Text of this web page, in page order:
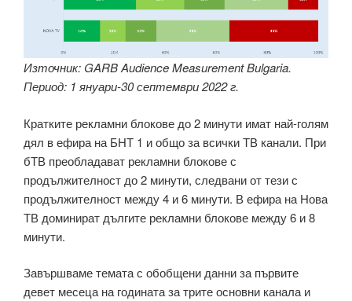
Източник: GARB Audience Measurement Bulgaria.
Период: 1 януари-30 септември 2022 г.
Кратките рекламни блокове до 2 минути имат най-голям
дял в ефира на БНТ 1 и общо за всички ТВ канали. При
бТВ преобладават рекламни блокове с
продължителност до 2 минути, следвани от тези с
продължителност между 4 и 6 минути. В ефира на Нова
ТВ доминират дългите рекламни блокове между 6 и 8
минути.
Завършваме темата с обобщени данни за първите
девет месеца на годината за трите основни канала и